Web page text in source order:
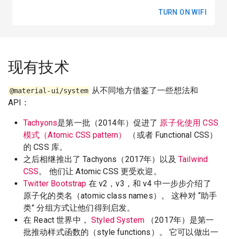
TURN ON WIFI
现有技术
@material-ui/system 从不同地方借鉴了一些想法和
API：
Tachyons是第一批（2014年）促进了 原子化使用 CSS
模式（Atomic CSS pattern）
（或者 Functional CSS）
的 CSS 库。
之后相继推出了 Tachyons（2017年）以及 Tailwind
CSS。 他们让 Atomic CSS 更受欢迎。
Twitter Bootstrap 在 v2，v3，和 v4 中一步步介绍了
原子化的类名（atomic class names）。 这种对 “助手
类” 分组方式让他们得到启发。
在 React 世界中， Styled System（2017年）是第一
批推动样式函数的（style functions）。 它可以做出一